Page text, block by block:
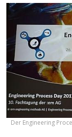
Der Engineering